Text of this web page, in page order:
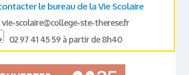
le bureau de la Vie Scolaire
vie-scolaire@college-ste-therese.fr
02 97 41 45 59 à partir de 8h40